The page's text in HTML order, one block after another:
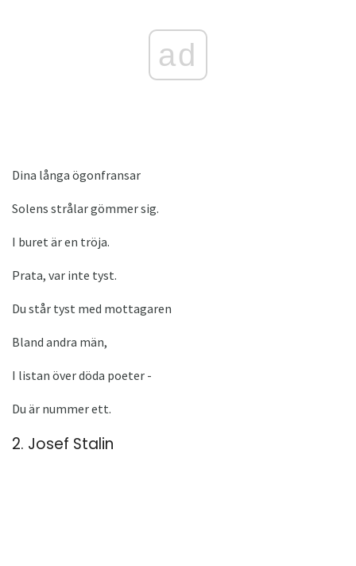
ad
Dina långa ögonfransar
Solens strålar gömmer sig.
I buret är en tröja.
Prata, var inte tyst.
Du står tyst med mottagaren
Bland andra män,
I listan över döda poeter -
Du är nummer ett.
2. Josef Stalin